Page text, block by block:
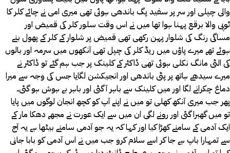
والی چپلی اور سر پر سفید پگ باندھی ہوئی تھی میری امی نے چائے کلر کا
ٹوپی والا برقع پہنا ہوا تھا میں نے اس وقت سلور کلر کی قمیض اور
مساگی رنگ کی شلوار پہن رکھی تھی قمیض پر شلوار کے کلر کے پھول بنے
ہوئے تھے میرے پاؤں میں ریڈ کلر کی چپل تھی آنکھوں میں سرمہ اور بالوں
کی الٹی مانگ نکلی ہوئی تھی ڈاکٹر کے کلینک پر جب ہم گئے تو ڈاکٹر نے
میرے سیدھے ہاتھ پر پٹی باندھی اور انجیکشن لگایا جس کی وجہ سے میرا
دماغ چکرانے لگا اور میں کلینک سے باہر آ گئی اور باہر بے ہوش ہو گئی۔
پھر جب میری آنکھ کھلی تو میں نے اپنے آپ کو کچھ انجان لوگوں میں پایا
تو میں گھبرا گئی اور رونے لگی ان میں سے ایک عورت نے مجھے دھکا مار کے
ایک آدمی کے سامنے کھڑا کیا اور کہا کہ یہ جو آدمی سامنے بیٹھا ہے یہ آج
سے تمہارا باپ ہے جا کر اسے سلام کرو جب میں نے اس آدمی کو بابا جانی